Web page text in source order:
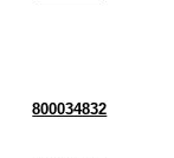
800034832